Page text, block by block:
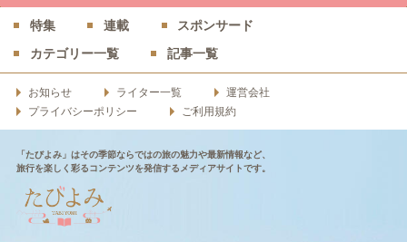
特集 連載
スポンサード
カテゴリー一覧
記事一覧
お知らせ ライター一覧
運営会社
プライバシーポリシー
ご利用規約
「たびよみ」はその季節ならではの旅の魅力や最新情報など、
旅行を楽しく彩るコンテンツを発信するメディアサイトです。